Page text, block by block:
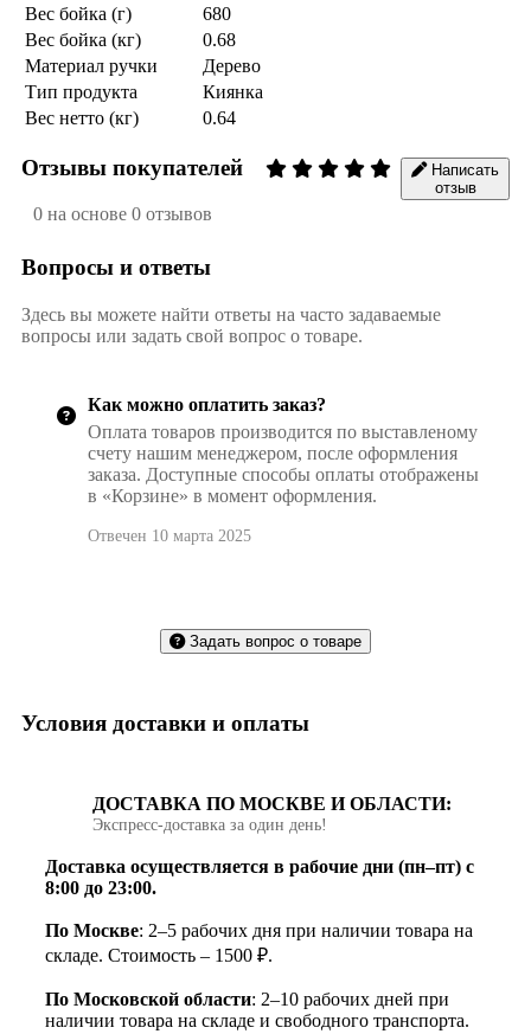
Вес бойка (г)
680
Вес бойка (кг)
0.68
Материал ручки
Дерево
Тип продукта
Киянка
Вес нетто (кг)
0.64
Отзывы покупателей
0 на основе 0 отзывов
Написать
отзыв
Вопросы и ответы
Здесь вы можете найти ответы на часто задаваемые
вопросы или задать свой вопрос о товаре.
Как можно оплатить заказ?
Оплата товаров производится по выставленому
счету нашим менеджером, после оформления
заказа. Доступные способы оплаты отображены
в «Корзине» в момент оформления.
Отвечен 10 марта 2025
Задать вопрос о товаре
Условия доставки и оплаты
ДОСТАВКА ПО МОСКВЕ И ОБЛАСТИ:
Экспресс‑доставка за один день!
Доставка осуществляется в рабочие дни (пн–пт) с
8:00 до 23:00.
По Москве: 2–5 рабочих дня при наличии товара на
складе. Стоимость – 1500 ₽.
По Московской области: 2–10 рабочих дней при
наличии товара на складе и свободного транспорта.